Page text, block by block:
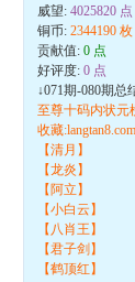
威望:4025820 点
铜币:2344190 枚
贡献值:0 点
好评度:0 点
↓071期-080期总
至尊十码内状元
收藏:langtan8.com
【清月】
【龙炎】
【阿立】
【小白云】
【八肖王】
【君子剑】
【鹤顶红】